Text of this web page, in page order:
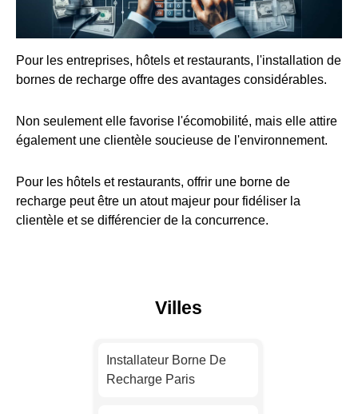
Pour les entreprises, hôtels et restaurants, l'installation de
bornes de recharge offre des avantages considérables.
Non seulement elle favorise l'écomobilité, mais elle attire
également une clientèle soucieuse de l'environnement.
Pour les hôtels et restaurants, offrir une borne de
recharge peut être un atout majeur pour fidéliser la
clientèle et se différencier de la concurrence.
Villes
Installateur Borne De
Recharge Paris